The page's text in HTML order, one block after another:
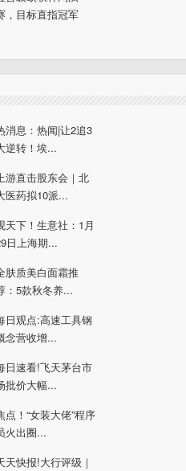
，目标直指冠军
消息：热闻|让2追3
逆转！埃...
游直击股东会｜北
医药拟10派...
天下！生意社：1月
日上海期...
肤质美白面霜推
：5款秋冬养...
日观点:高速工具钢
念营收增...
日速看!飞天茅台市
批价大幅...
点！“女装大佬”程序
火出圈...
天快报!大行评级｜